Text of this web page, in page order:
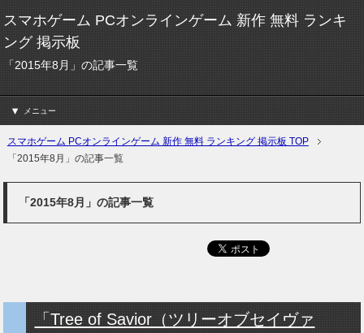
スマホゲーム PCオンラインゲーム 新作 無料 ランキ
ング 掲示板
「2015年8月」の記事一覧
メニュー
スマホゲーム PCオンラインゲーム 新作 無料 ランキング 掲示板 TOP
「2015年8月」の記事一覧
「2015年8月」の記事一覧
「Tree of Savior（ツリーオブセイヴァ